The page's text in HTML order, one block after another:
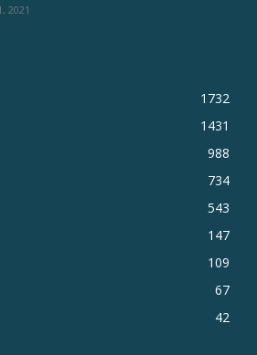
2021
1732
1431
988
734
543
147
109
67
42